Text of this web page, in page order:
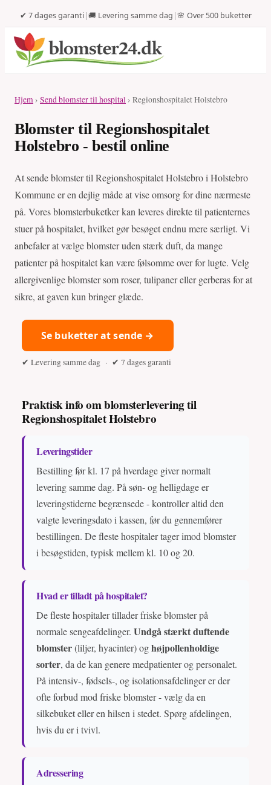
✔ 7 dages garanti|🚚 Levering samme dag |🌸 Over 500 buketter
Hjem› Send blomster til hospital› Regionshospitalet Holstebro
Blomster til Regionshospitalet
Holstebro - bestil online
At sende blomster til Regionshospitalet Holstebro i Holstebro
Kommune er en dejlig måde at vise omsorg for dine nærmeste
på. Vores blomsterbuketker kan leveres direkte til patienternes
stuer på hospitalet, hvilket gør besøget endnu mere særligt. Vi
anbefaler at vælge blomster uden stærk duft, da mange
patienter på hospitalet kan være følsomme over for lugte. Velg
allergivenlige blomster som roser, tulipaner eller gerberas for at
sikre, at gaven kun bringer glæde.
Se buketter at sende →
✔ Levering samme dag · ✔ 7 dages garanti
Praktisk info om blomsterlevering til
Regionshospitalet Holstebro
Leveringstider
Bestilling før kl. 17 på hverdage giver normalt
levering samme dag. På søn- og helligdage er
leveringstiderne begrænsede - kontroller altid den
valgte leveringsdato i kassen, før du gennemfører
bestillingen. De fleste hospitaler tager imod blomster
i besøgstiden, typisk mellem kl. 10 og 20.
Hvad er tilladt på hospitalet?
De fleste hospitaler tillader friske blomster på
normale sengeafdelinger. Undgå stærkt duftende
blomster(liljer, hyacinter) oghøjpollenholdige
sorter, da de kan genere medpatienter og personalet.
På intensiv-, fødsels-, og isolationsafdelinger er der
ofte forbud mod friske blomster - vælg da en
silkebuket eller en hilsen i stedet. Spørg afdelingen,
hvis du er i tvivl.
Adressering